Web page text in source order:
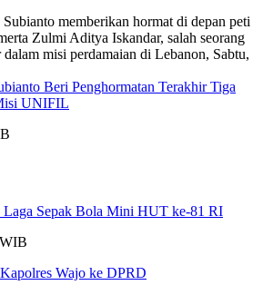
Beri Penghormatan Terakhir Tiga
UNIFIL
Sepak Bola Mini HUT ke-81 RI
Wajo ke DPRD